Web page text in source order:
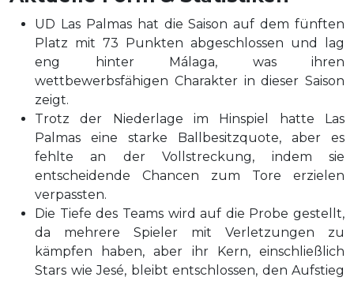
UD Las Palmas hat die Saison auf dem fünften
Platz mit 73 Punkten abgeschlossen und lag
eng hinter Málaga, was ihren
wettbewerbsfähigen Charakter in dieser Saison
zeigt.
Trotz der Niederlage im Hinspiel hatte Las
Palmas eine starke Ballbesitzquote, aber es
fehlte an der Vollstreckung, indem sie
entscheidende Chancen zum Tore erzielen
verpassten.
Die Tiefe des Teams wird auf die Probe gestellt,
da mehrere Spieler mit Verletzungen zu
kämpfen haben, aber ihr Kern, einschließlich
Stars wie Jesé, bleibt entschlossen, den Aufstieg